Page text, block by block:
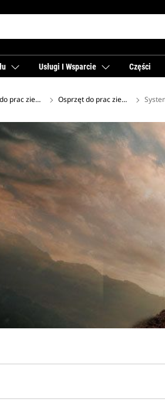
Usługi I Wsparcie Części
prac ziemnych CatOsprzęt do prac ziemnych dla